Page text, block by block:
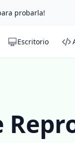
probarla!
Escritorio